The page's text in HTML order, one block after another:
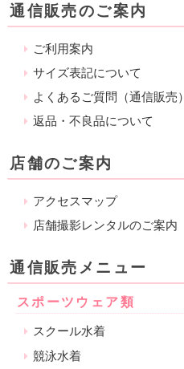
通信販売のご案内
ご利用案内
サイズ表記について
よくあるご質問（通信販売）
返品・不良品について
店舗のご案内
アクセスマップ
店舗撮影レンタルのご案内
通信販売メニュー
スポーツウェア類
スクール水着
競泳水着